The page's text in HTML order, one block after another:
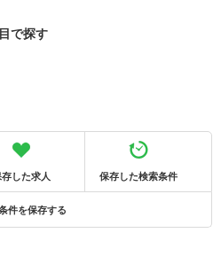
で探す
存した求人 保存した検索条件
件を保存する